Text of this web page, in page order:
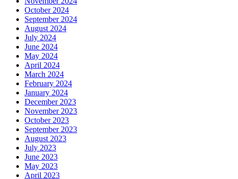
October 2024
September 2024
August 2024
July 2024
June 2024
May 2024
April 2024
March 2024
February 2024
January 2024
December 2023
November 2023
October 2023
September 2023
August 2023
July 2023
June 2023
May 2023
April 2023